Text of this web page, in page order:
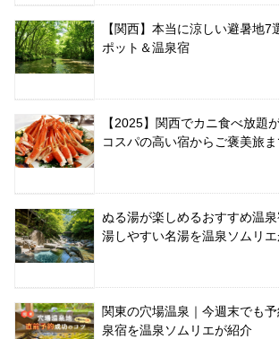
【関西】本当に涼しい避暑地
ポット＆温泉宿
【2025】関西でカニ食べ放題
コスパの高い宿からご褒美旅
ぬる湯が楽しめるおすすめ温
湯しやすい名湯を温泉ソムリ
関東の穴場温泉｜今週末でも
泉宿を温泉ソムリエが紹介